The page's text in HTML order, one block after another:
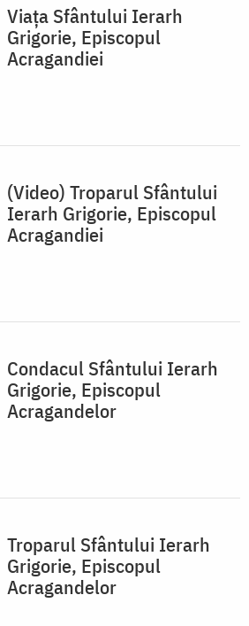
Viața Sfântului Ierarh
Grigorie, Episcopul
Acragandiei
(Video) Troparul Sfântului
Ierarh Grigorie, Episcopul
Acragandiei
Condacul Sfântului Ierarh
Grigorie, Episcopul
Acragandelor
Troparul Sfântului Ierarh
Grigorie, Episcopul
Acragandelor